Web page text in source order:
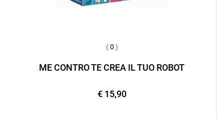
(0 )
ME CONTRO TE CREA IL TUO ROBOT
€ 15,90